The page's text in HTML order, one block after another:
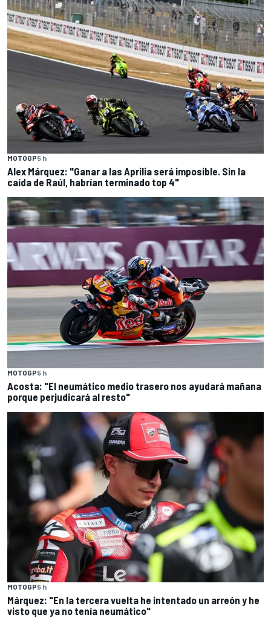
MOTOGP5 h
Alex Márquez: "Ganar a las Aprilia será imposible. Sin la
caída de Raúl, habrían terminado top 4"
MOTOGP5 h
Acosta: "El neumático medio trasero nos ayudará mañana
porque perjudicará al resto"
MOTOGP5 h
Márquez: "En la tercera vuelta he intentado un arreón y he
visto que ya no tenía neumático"